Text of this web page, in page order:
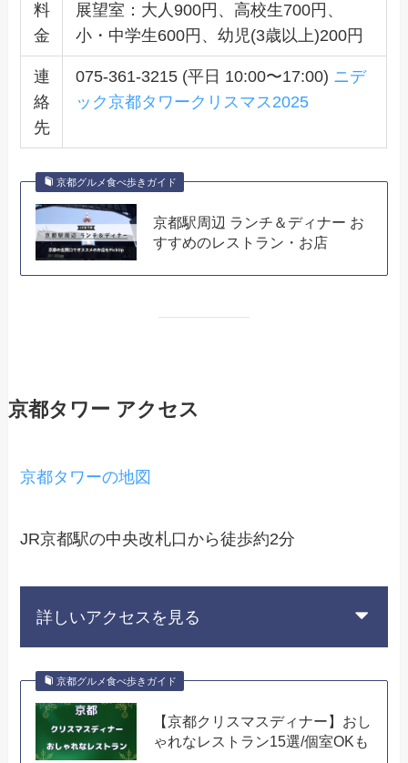
料
金
展望室：大人900円、高校生700円、
小・中学生600円、幼児(3歳以上)200円
連
絡
先
075-361-3215 (平日 10:00〜17:00) ニデ
ック京都タワークリスマス2025
京都グルメ食べ歩きガイド
京都駅周辺 ランチ＆ディナー お
すすめのレストラン・お店
京都タワー アクセス
京都タワーの地図
JR京都駅の中央改札口から徒歩約2分
詳しいアクセスを見る
京都グルメ食べ歩きガイド
【京都クリスマスディナー】おし
ゃれなレストラン15選/個室OKも